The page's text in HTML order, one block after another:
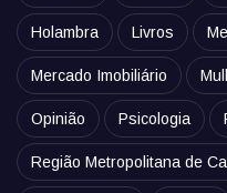
Holambra Livros
Mercado Imobiliário
Opinião Psicologia
Região Metropolitana de